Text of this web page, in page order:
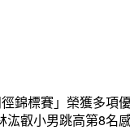
錦標賽」榮獲多
叡小男跳高第8名